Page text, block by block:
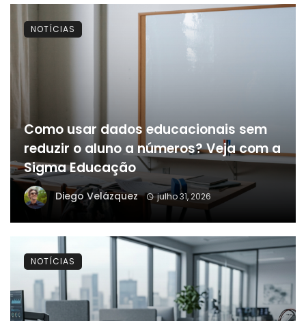
Como usar dados educacionais sem
reduzir o aluno a números? Veja com a
Sigma Educação
Diego Velázquez julho 31, 2026
NOTÍCIAS
NOTÍCIAS